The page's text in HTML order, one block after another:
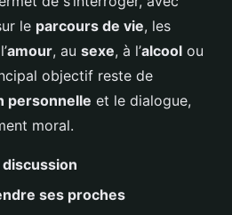
le parcours de vie, les
amour, au sexe, à l’alcool ou
objectif reste de
personnelle et le dialogue,
moral.
ses proches